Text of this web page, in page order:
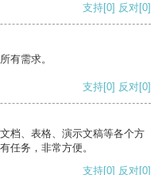
支持[0] 反对[0]
有需求。
支持[0] 反对[0]
档、表格、演示文稿等各个方
任务，非常方便。
支持[0] 反对[0]